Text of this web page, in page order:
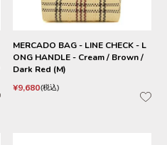
MERCADO BAG - LINE CHECK - L
ONG HANDLE - Cream / Brown /
Dark Red (M)
¥9,680 税込